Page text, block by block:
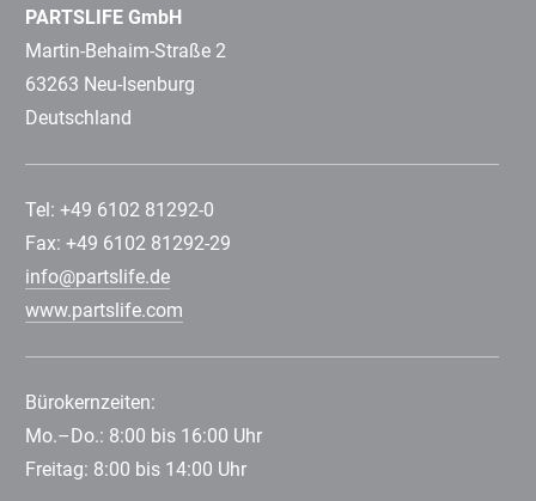
PARTSLIFE GmbH
Martin-Behaim-Straße 2
63263 Neu-Isenburg
Deutschland
Tel: +49 6102 81292-0
Fax: +49 6102 81292-29
info@partslife.de
www.partslife.com
Bürokernzeiten:
Mo.–Do.: 8:00 bis 16:00 Uhr
Freitag: 8:00 bis 14:00 Uhr